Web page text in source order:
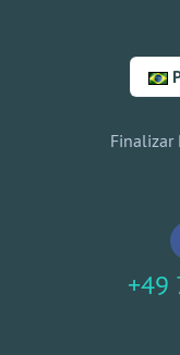
Finalizar
+49